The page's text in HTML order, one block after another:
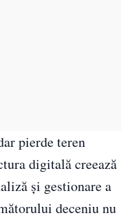
pierde teren
digitală creează
și gestionare a
deceniu nu